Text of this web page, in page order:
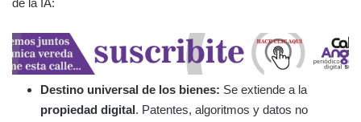
de la IA:
Destino universal de los bienes: Se extiende a la
propiedad digital . Patentes, algoritmos y datos no